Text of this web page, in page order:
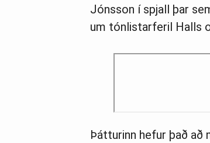
Jónsson í spjall þar
um tónlistarferil Halls
Þátturinn hefur það